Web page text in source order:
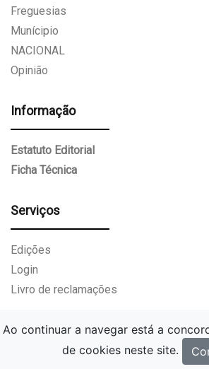
Freguesias
Munícipio
NACIONAL
Opinião
Informação
Estatuto Editorial
Ficha Técnica
Serviços
Edições
Login
Livro de reclamações
Gazeta Paços de Ferreira.Todos os
Ao continuar a navegar está a
de cookies neste site.